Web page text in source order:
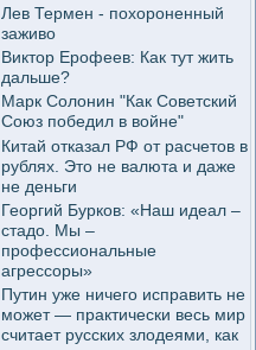
Лев Термен - похороненный
заживо
Виктор Ерофеев: Как тут жить
дальше?
Марк Солонин "Как Советский
Союз победил в войне"
Китай отказал РФ от расчетов в
рублях. Это не валюта и даже
не деньги
Георгий Бурков: «Наш идеал –
стадо. Мы –
профессиональные
агрессоры»
Путин уже ничего исправить не
может — практически весь мир
считает русских злодеями, как